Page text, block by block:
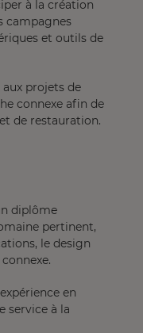
à la création
campagnes
et outils de
projets de
connexe afin de
de restauration.
diplôme
pertinent,
le design
en
service à la